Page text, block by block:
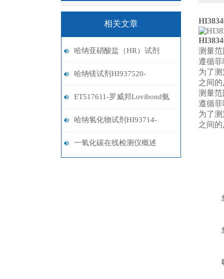
相关文章
哈纳亚硝酸盐（HR）试剂
HI708-25
哈纳镁试剂HI937520-
01/HI937520-03
ET517611-罗威邦Lovibond氨
氮试剂
哈纳氢化物试剂HI93714-
01/HI93714-03
一氧化碳在线检测仪概述
测量范
遵循
为了
之间
测量范
遵循
为了
之间